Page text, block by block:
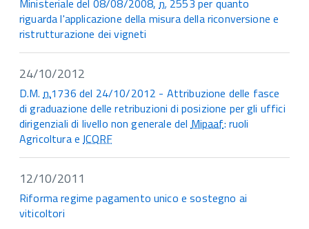
Ministeriale del 08/08/2008,n. 2553 per quanto
riguarda l'applicazione della misura della riconversione e
ristrutturazione dei vigneti
24/10/2012
D.M.n.1736 del 24/10/2012 - Attribuzione delle fasce
di graduazione delle retribuzioni di posizione per gli uffici
dirigenziali di livello non generale delMipaaf: ruoli
Agricoltura eICQRF
12/10/2011
Riforma regime pagamento unico e sostegno ai
viticoltori